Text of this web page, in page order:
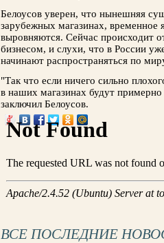
Белоусов уверен, что нынешняя
зарубежных магазинах, временное
выровняются. Сейчас происходит
бизнесом, и слухи, что в России
начинают распространяться по
"Так что если ничего сильно
в наших магазинах будут
заключил Белоусов.
ВСЕ ПОСЛЕДНИЕ